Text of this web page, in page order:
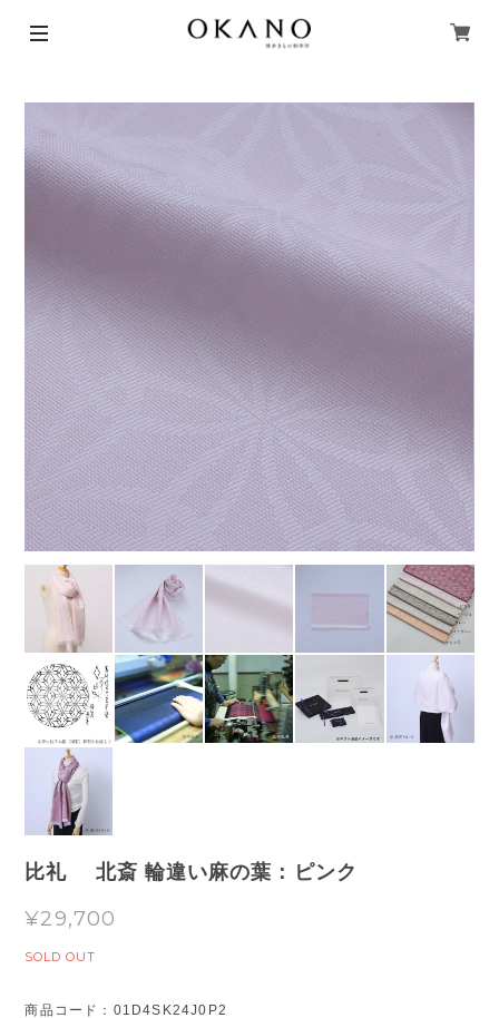
比礼 北斎 輪違い麻の葉：ピンク
¥29,700
SOLD OUT
商品コード：01D4SK24J0P2